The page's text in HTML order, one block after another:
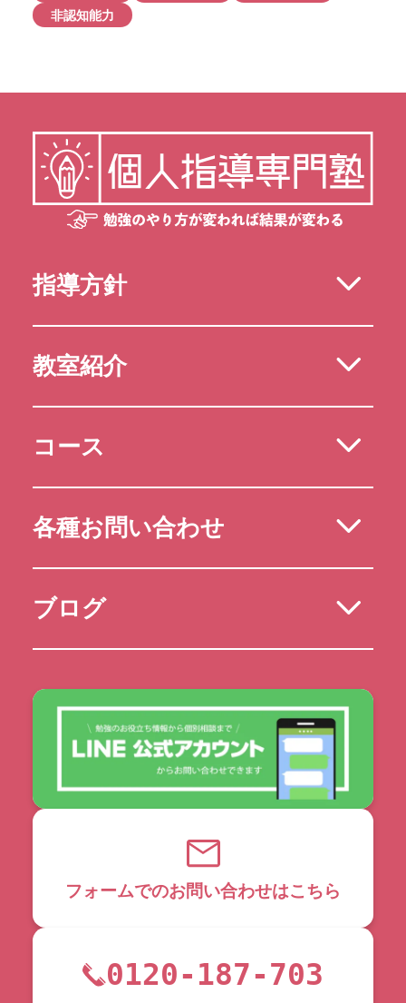
非認知能力
指導方針
教室紹介
コース
各種お問い合わせ
ブログ
フォームでのお問い合わせはこちら
0120-187-703